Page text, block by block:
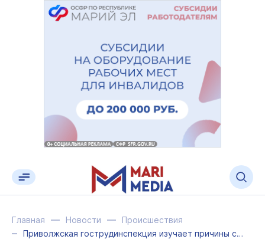
Главная Новости
Происшествия
Приволжская гострудинспекция изучает причины смерти кровельщика в Йошкар-Оле